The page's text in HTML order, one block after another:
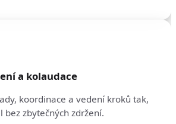
a kolaudace
koordinace a vedení kroků tak,
zbytečných zdržení.